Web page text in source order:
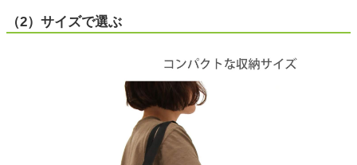
（2）サイズで選ぶ